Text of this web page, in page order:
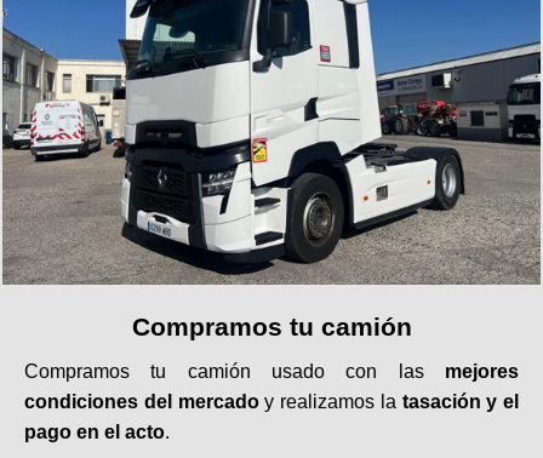
Compramos tu camión
Compramos tu camión usado con las mejores
condiciones del mercadoy realizamos la tasación y el
pago en el acto.